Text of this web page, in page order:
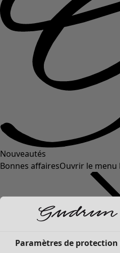
Nouveautés
Bonnes affairesOuvrir le menu
Paramètres de protection